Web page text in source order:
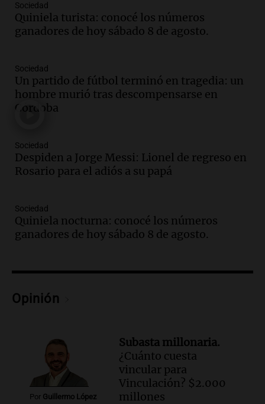
Audio.Joan Gaspart: "Sin Jorge, no sé si
Messi hubiera llegado adonde llegó"
Audio.El orgullo y el sueño argentino de
Jorge Messi en una entrevista con Rony
Vargas en 2007
Audio.El abuelo de Agostina Vega, tras
las nuevas detenciones: "En esa casa
Episodios
Audio.Una nutricionista derribó el mito
del desayuno ideal: qué alimentos
Episodios
Audio.Mateo, a los 25 años, lucha
contra el tiempo: necesita un trasplante
para poder seguir viviend
Sociedad
Quiniela turista: conocé los números
ganadores de hoy sábado 8 de agosto.
Sociedad
Un partido de fútbol terminó en tragedia: un
hombre murió tras descompensarse en
Córdoba
Sociedad
Despiden a Jorge Messi: Lionel de regreso en
Rosario para el adiós a su papá
Sociedad
Quiniela nocturna: conocé los números
ganadores de hoy sábado 8 de agosto.
Opinión
Por Guillermo López
Subasta millonaria.
¿Cuánto cuesta
vincular para
Vinculación? $2.000
millones